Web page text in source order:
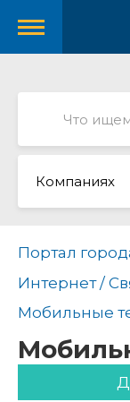
Компаниях
Портал
Интернет /
Мобильные